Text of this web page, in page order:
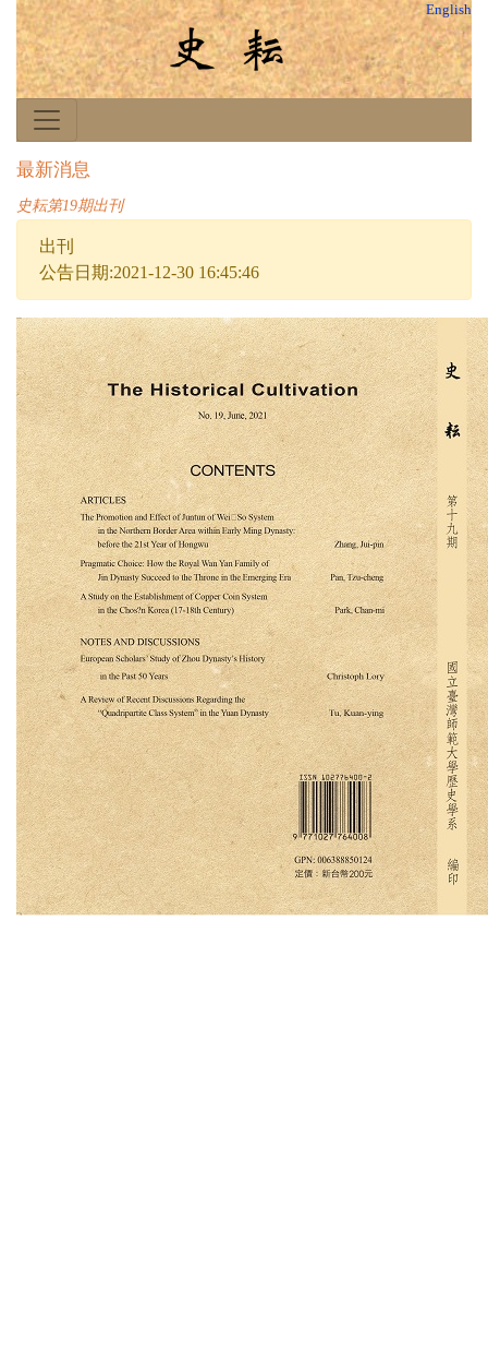
English
最新消息
史耘第19期出刊
出刊
公告日期:2021-12-30 16:45:46